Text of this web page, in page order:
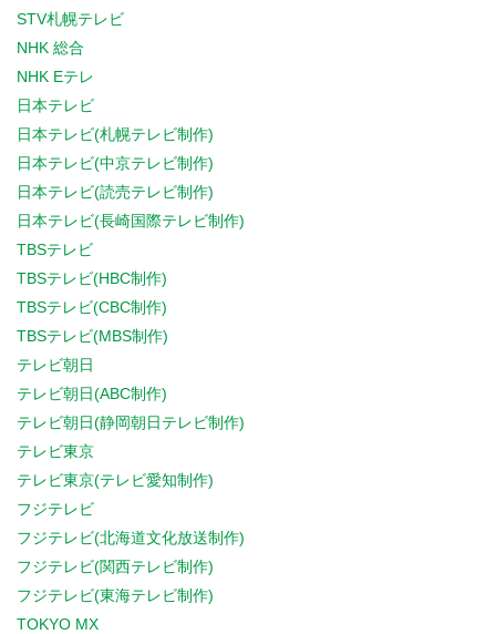
STV札幌テレビ
NHK 総合
NHK Eテレ
日本テレビ
日本テレビ(札幌テレビ制作)
日本テレビ(中京テレビ制作)
日本テレビ(読売テレビ制作)
日本テレビ(長崎国際テレビ制作)
TBSテレビ
TBSテレビ(HBC制作)
TBSテレビ(CBC制作)
TBSテレビ(MBS制作)
テレビ朝日
テレビ朝日(ABC制作)
テレビ朝日(静岡朝日テレビ制作)
テレビ東京
テレビ東京(テレビ愛知制作)
フジテレビ
フジテレビ(北海道文化放送制作)
フジテレビ(関西テレビ制作)
フジテレビ(東海テレビ制作)
TOKYO MX